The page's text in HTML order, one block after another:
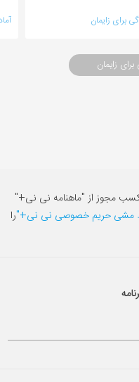
برای زایمان
زایمان
مجوز از "ماهنامه نی نی+"
مشی حریم خصوصی نی نی+"را